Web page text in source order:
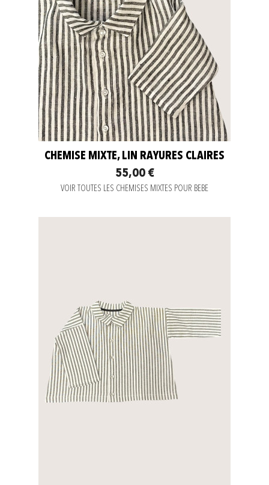
CHEMISE MIXTE, LIN RAYURES CLAIRES
55,00 €
VOIR TOUTES LES CHEMISES MIXTES POUR BEBE